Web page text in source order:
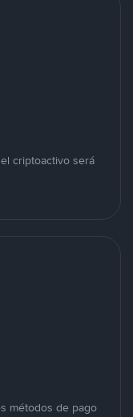
criptoactivo será
métodos de pago